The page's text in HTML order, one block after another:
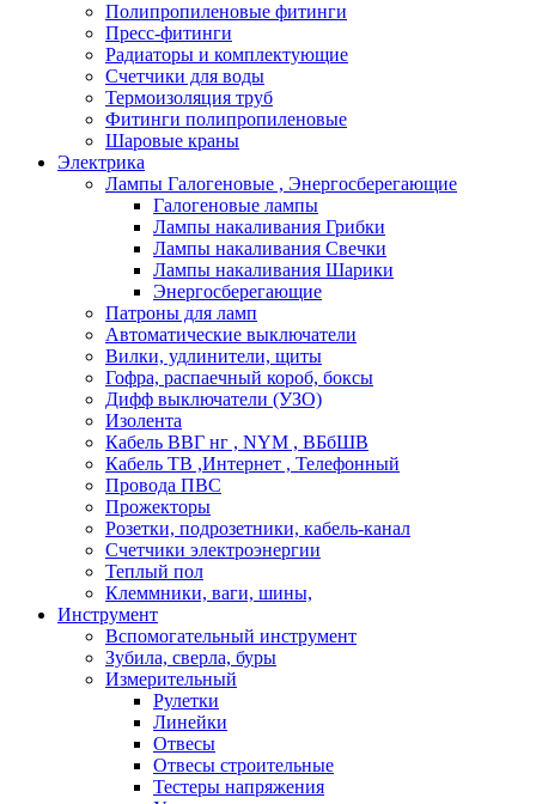
Полипропиленовые фитинги
Пресс-фитинги
Радиаторы и комплектующие
Счетчики для воды
Термоизоляция труб
Фитинги полипропиленовые
Шаровые краны
Электрика
Лампы Галогеновые , Энергосберегающие
Галогеновые лампы
Лампы накаливания Грибки
Лампы накаливания Свечки
Лампы накаливания Шарики
Энергосберегающие
Патроны для ламп
Автоматические выключатели
Вилки, удлинители, щиты
Гофра, распаечный короб, боксы
Дифф выключатели (УЗО)
Изолента
Кабель ВВГ нг , NYM , ВБбШВ
Кабель ТВ ,Интернет , Телефонный
Провода ПВС
Прожекторы
Розетки, подрозетники, кабель-канал
Счетчики электроэнергии
Теплый пол
Клеммники, ваги, шины,
Инструмент
Вспомогательный инструмент
Зубила, сверла, буры
Измерительный
Рулетки
Линейки
Отвесы
Отвесы строительные
Тестеры напряжения